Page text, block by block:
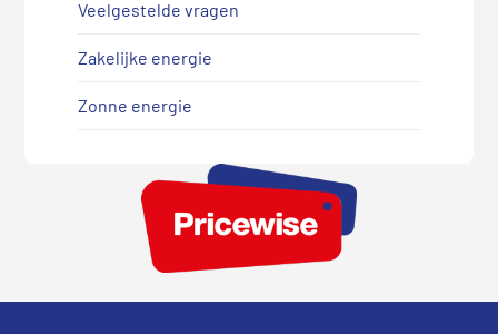
Veelgestelde vragen
Zakelijke energie
Zonne energie